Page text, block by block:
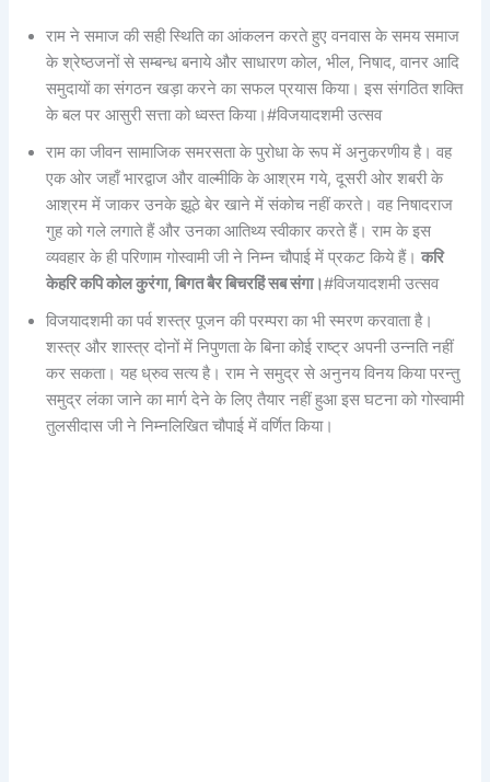
राम ने समाज की सही स्थिति का आंकलन करते हुए वनवास के समय समाज
के श्रेष्ठजनों से सम्बन्ध बनाये और साधारण कोल, भील, निषाद, वानर आदि
समुदायों का संगठन खड़ा करने का सफल प्रयास किया। इस संगठित शक्ति
के बल पर आसुरी सत्ता को ध्वस्त किया।#विजयादशमी उत्सव
राम का जीवन सामाजिक समरसता के पुरोधा के रूप में अनुकरणीय है। वह
एक ओर जहाँ भारद्वाज और वाल्मीकि के आश्रम गये, दूसरी ओर शबरी के
आश्रम में जाकर उनके झूठे बेर खाने में संकोच नहीं करते। वह निषादराज
गुह को गले लगाते हैं और उनका आतिथ्य स्वीकार करते हैं। राम के इस
व्यवहार के ही परिणाम गोस्वामी जी ने निम्न चौपाई में प्रकट किये हैं।करि
केहरि कपि कोल कुरंगा, बिगत बैर बिचरहिं सब संगा।#विजयादशमी उत्सव
विजयादशमी का पर्व शस्त्र पूजन की परम्परा का भी स्मरण करवाता है।
शस्त्र और शास्त्र दोनों में निपुणता के बिना कोई राष्ट्र अपनी उन्नति नहीं
कर सकता। यह ध्रुव सत्य है। राम ने समुद्र से अनुनय विनय किया परन्तु
समुद्र लंका जाने का मार्ग देने के लिए तैयार नहीं हुआ इस घटना को गोस्वामी
तुलसीदास जी ने निम्नलिखित चौपाई में वर्णित किया।